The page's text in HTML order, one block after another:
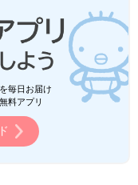
もあり、
けいれん 、側
状が見られるようで
分が欠損しているか、
馬は検査をして2週間
からは、今後合併症が
塞は合併症かどうかは
毎日お届け
料アプリ